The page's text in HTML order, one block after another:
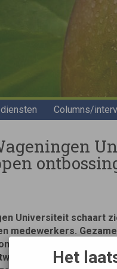
Columns/
Universiteit schaart
medewerkers.
te stoppen met
voor
Het